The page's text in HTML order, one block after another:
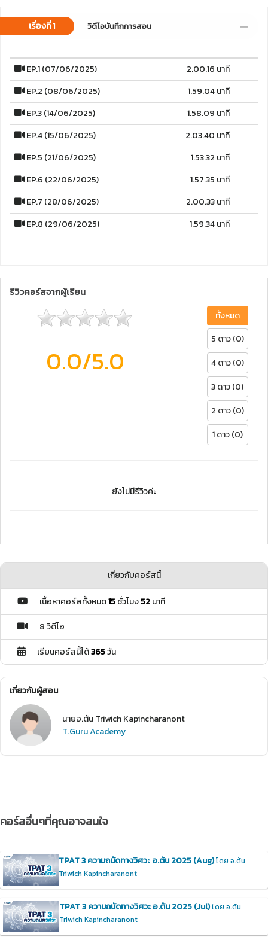
เรื่องที่ 1 วิดีโอบันทึกการสอน
EP.1 (07/06/2025)
2.00.16 นาที
EP.2 (08/06/2025)
1.59.04 นาที
EP.3 (14/06/2025)
1.58.09 นาที
EP.4 (15/06/2025)
2.03.40 นาที
EP.5 (21/06/2025)
1.53.32 นาที
EP.6 (22/06/2025)
1.57.35 นาที
EP.7 (28/06/2025)
2.00.33 นาที
EP.8 (29/06/2025)
1.59.34 นาที
รีวิวคอร์สจากผู้เรียน
0.0/5.0
ทั้งหมด
5 ดาว (0)
4 ดาว (0)
3 ดาว (0)
2 ดาว (0)
1 ดาว (0)
ยังไม่มีรีวิวค่ะ
เกี่ยวกับคอร์สนี้
เนื้อหาคอร์สทั้งหมด15ชั่วโมง52นาที
8 วิดีโอ
เรียนคอร์สนี้ได้365วัน
เกี่ยวกับผู้สอน
นายอ.ต้น Triwich Kapincharanont
T.Guru Academy
คอร์สอื่นๆที่คุณอาจสนใจ
TPAT 3 ความถนัดทางวิศวะ อ.ต้น 2025 (Aug)โดย อ.ต้น
Triwich Kapincharanont
TPAT 3 ความถนัดทางวิศวะ อ.ต้น 2025 (Jul)โดย อ.ต้น
Triwich Kapincharanont